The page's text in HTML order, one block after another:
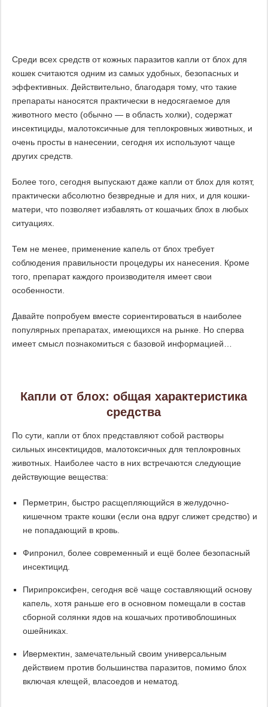
Среди всех средств от кожных паразитов капли от блох для
кошек считаются одним из самых удобных, безопасных и
эффективных. Действительно, благодаря тому, что такие
препараты наносятся практически в недосягаемое для
животного место (обычно — в область холки), содержат
инсектициды, малотоксичные для теплокровных животных, и
очень просты в нанесении, сегодня их используют чаще
других средств.
Более того, сегодня выпускают даже капли от блох для котят,
практически абсолютно безвредные и для них, и для кошки-
матери, что позволяет избавлять от кошачьих блох в любых
ситуациях.
Тем не менее, применение капель от блох требует
соблюдения правильности процедуры их нанесения. Кроме
того, препарат каждого производителя имеет свои
особенности.
Давайте попробуем вместе сориентироваться в наиболее
популярных препаратах, имеющихся на рынке. Но сперва
имеет смысл познакомиться с базовой информацией…
Капли от блох: общая характеристика
средства
По сути, капли от блох представляют собой растворы
сильных инсектицидов, малотоксичных для теплокровных
животных. Наиболее часто в них встречаются следующие
действующие вещества:
Перметрин, быстро расщепляющийся в желудочно-
кишечном тракте кошки (если она вдруг слижет средство) и
не попадающий в кровь.
Фипронил, более современный и ещё более безопасный
инсектицид.
Пирипроксифен, сегодня всё чаще составляющий основу
капель, хотя раньше его в основном помещали в состав
сборной солянки ядов на кошачьих противоблошиных
ошейниках.
Ивермектин, замечательный своим универсальным
действием против большинства паразитов, помимо блох
включая клещей, власоедов и нематод.